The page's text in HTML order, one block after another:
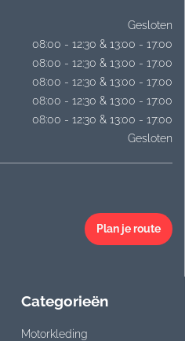
Gesloten
08:00 - 12:30 & 13:00 - 17:00
08:00 - 12:30 & 13:00 - 17:00
08:00 - 12:30 & 13:00 - 17:00
08:00 - 12:30 & 13:00 - 17:00
08:00 - 12:30 & 13:00 - 17:00
Gesloten
Plan je route
Categorieën
Motorkleding